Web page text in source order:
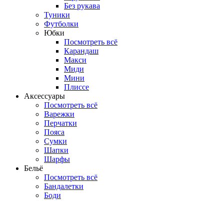
Без рукава
Туники
Футболки
Юбки
Посмотреть всё
Карандаш
Макси
Миди
Мини
Плиссе
Аксессуары
Посмотреть всё
Варежки
Перчатки
Пояса
Сумки
Шапки
Шарфы
Бельё
Посмотреть всё
Бандалетки
Боди